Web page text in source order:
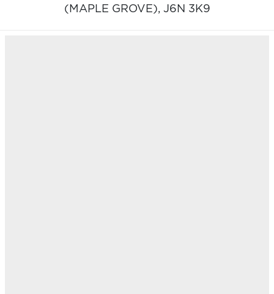
(MAPLE GROVE), J6N 3K9